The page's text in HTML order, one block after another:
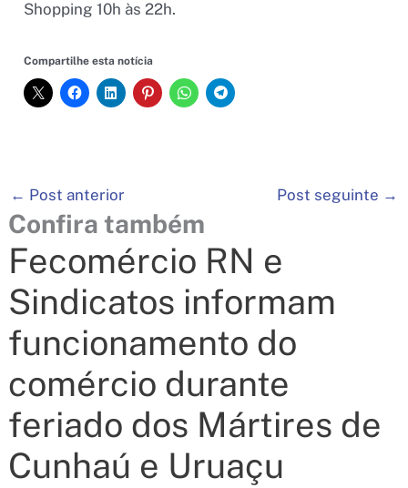
Shopping 10h às 22h.
Compartilhe esta notícia
← Post anterior Post seguinte →
Confira também
Fecomércio RN e
Sindicatos informam
funcionamento do
comércio durante
feriado dos Mártires de
Cunhaú e Uruaçu